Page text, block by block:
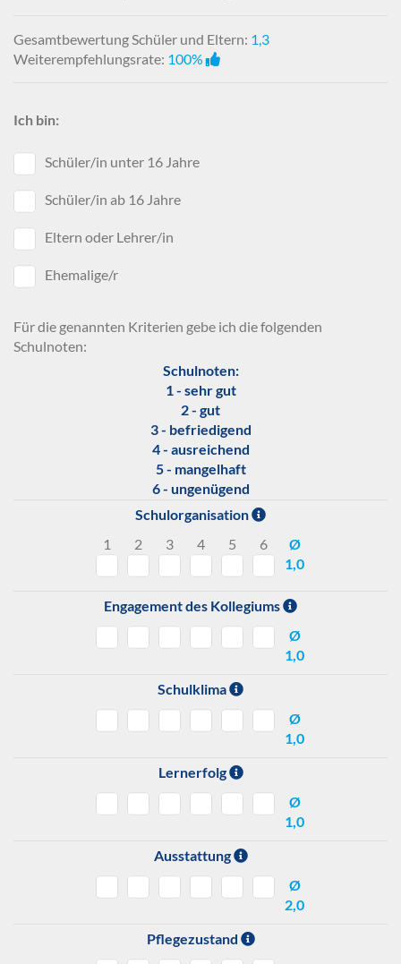
Gesamtbewertung Schüler und Eltern: 1,3
Weiterempfehlungsrate: 100%
Ich bin:
Schüler/in unter 16 Jahre
Schüler/in ab 16 Jahre
Eltern oder Lehrer/in
Ehemalige/r
Für die genannten Kriterien gebe ich die folgenden
Schulnoten:
Schulnoten:
1 - sehr gut
2 - gut
3 - befriedigend
4 - ausreichend
5 - mangelhaft
6 - ungenügend
Schulorganisation
1
2 3 4 5 6
Ø
1,0
Engagement des Kollegiums
Ø
1,0
Schulklima
Ø
1,0
Lernerfolg
Ø
1,0
Ausstattung
Ø
2,0
Pflegezustand